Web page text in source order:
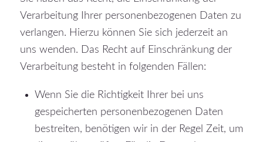
Verarbeitung Ihrer personenbezogenen Daten zu
verlangen. Hierzu können Sie sich jederzeit an
uns wenden. Das Recht auf Einschränkung der
Verarbeitung besteht in folgenden Fällen:
Wenn Sie die Richtigkeit Ihrer bei uns
gespeicherten personenbezogenen Daten
bestreiten, benötigen wir in der Regel Zeit, um